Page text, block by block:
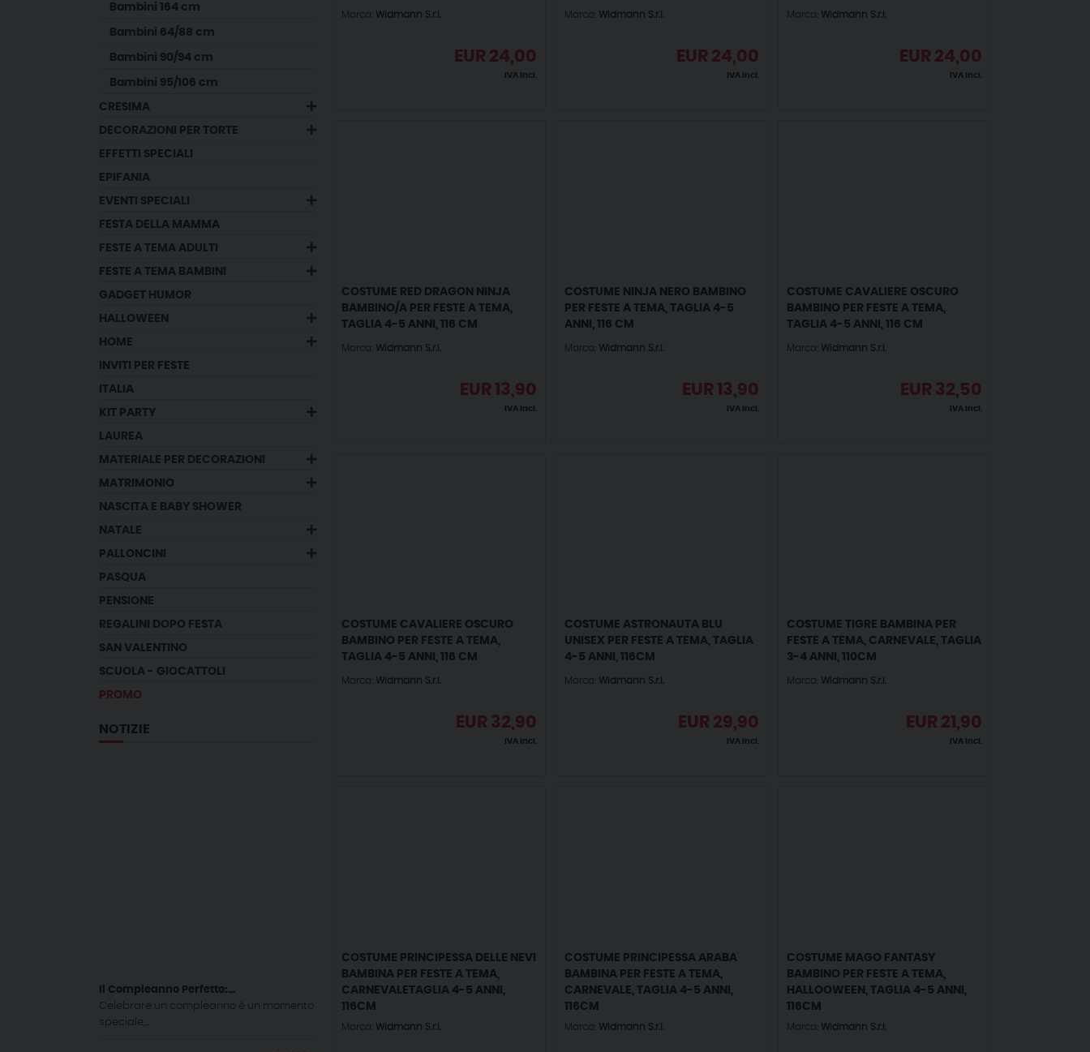
bambini 164 cm
bambini 64/88 cm
bambini 90/94 cm
bambini 95/106 cm
CRESIMA
DECORAZIONI PER TORTE
EFFETTI SPECIALI
EPIFANIA
EVENTI SPECIALI
FESTA DELLA MAMMA
FESTE A TEMA ADULTI
FESTE A TEMA BAMBINI
GADGET HUMOR
HALLOWEEN
HOME
INVITI PER FESTE
ITALIA
KIT PARTY
LAUREA
MATERIALE PER DECORAZIONI
MATRIMONIO
NASCITA E BABY SHOWER
NATALE
PALLONCINI
PASQUA
PENSIONE
REGALINI DOPO FESTA
SAN VALENTINO
SCUOLA - GIOCATTOLI
PROMO
NOTIZIE
Il Compleanno Perfetto:...
Celebrare un compleanno è un momento
speciale,...
Marca: Widmann S.r.l.
EUR 24,00
IVA incl.
Marca: Widmann S.r.l.
EUR 24,00
IVA incl.
Marca: Widmann S.r.l.
EUR 24,00
IVA incl.
COSTUME RED DRAGON NINJA
BAMBINO/A PER FESTE A TEMA,
TAGLIA 4-5 ANNI, 116 CM
Marca: Widmann S.r.l.
EUR 13,90
IVA incl.
COSTUME NINJA NERO BAMBINO
PER FESTE A TEMA, TAGLIA 4-5
ANNI, 116 CM
Marca: Widmann S.r.l.
EUR 13,90
IVA incl.
COSTUME CAVALIERE OSCURO
BAMBINO PER FESTE A TEMA,
TAGLIA 4-5 ANNI, 116 CM
Marca: Widmann S.r.l.
EUR 32,50
IVA incl.
COSTUME CAVALIERE OSCURO
BAMBINO PER FESTE A TEMA,
TAGLIA 4-5 ANNI, 116 CM
Marca: Widmann S.r.l.
EUR 32,90
IVA incl.
COSTUME ASTRONAUTA BLU
UNISEX PER FESTE A TEMA, TAGLIA
4-5 ANNI, 116CM
Marca: Widmann S.r.l.
EUR 29,90
IVA incl.
COSTUME TIGRE BAMBINA PER
FESTE A TEMA, CARNEVALE, TAGLIA
3-4 ANNI, 110CM
Marca: Widmann S.r.l.
EUR 21,90
IVA incl.
COSTUME PRINCIPESSA DELLE NEVI
BAMBINA PER FESTE A TEMA,
CARNEVALETAGLIA 4-5 ANNI,
116CM
Marca: Widmann S.r.l.
COSTUME PRINCIPESSA ARABA
BAMBINA PER FESTE A TEMA,
CARNEVALE, TAGLIA 4-5 ANNI,
116CM
Marca: Widmann S.r.l.
COSTUME MAGO FANTASY
BAMBINO PER FESTE A TEMA,
HALLOOWEEN, TAGLIA 4-5 ANNI,
116CM
Marca: Widmann S.r.l.